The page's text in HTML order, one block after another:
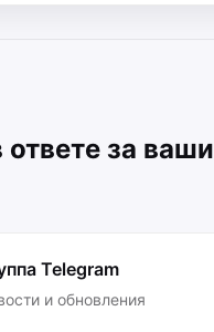
за
Telegram
и обновления